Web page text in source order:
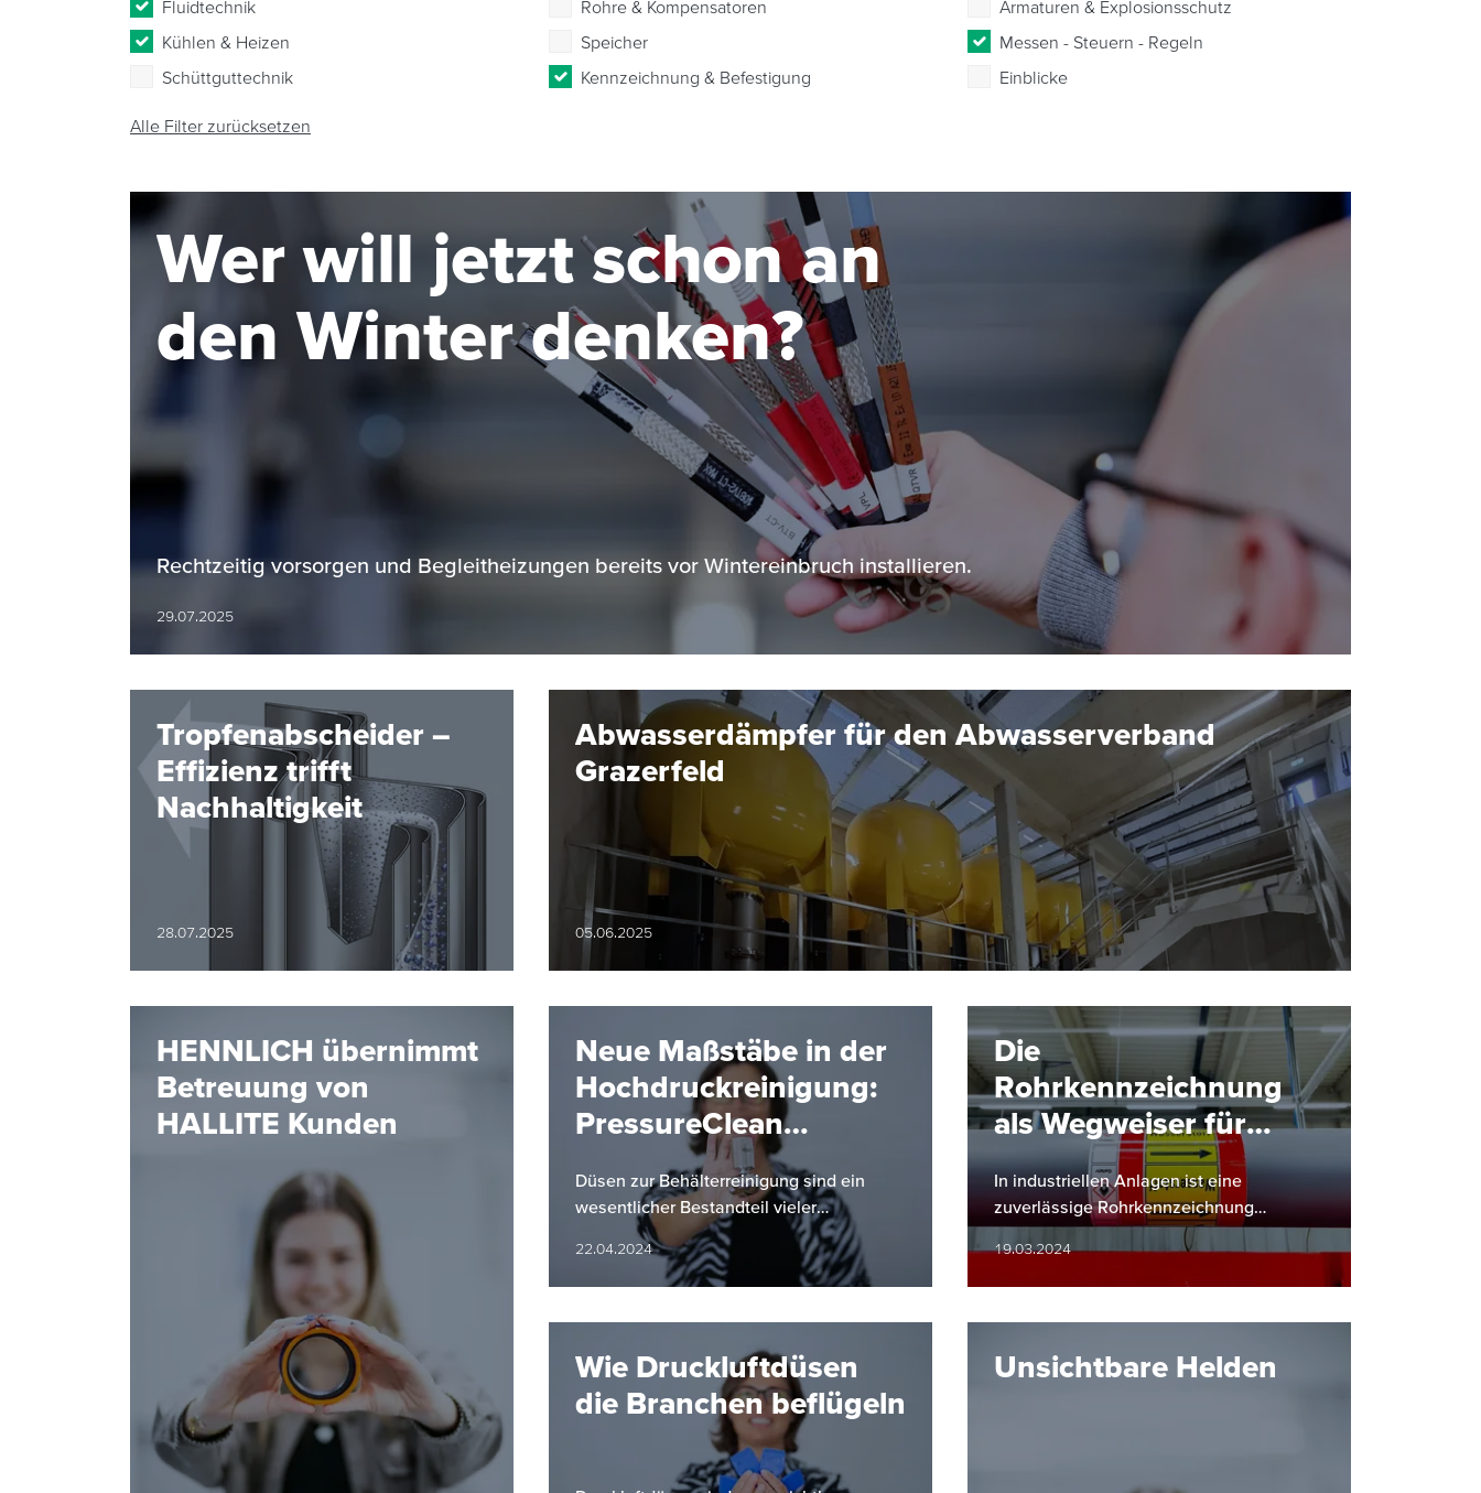
Fluidtechnik
Rohre & Kompensatoren
Armaturen & Explosionsschutz
Kühlen & Heizen
Speicher
Messen - Steuern - Regeln
Schüttguttechnik
Kennzeichnung & Befestigung Einblicke
Alle Filter zurücksetzen
Wer will jetzt schon an
den Winter denken?
Rechtzeitig vorsorgen und Begleitheizungen bereits vor Wintereinbruch installieren.
29.07.2025
Tropfenabscheider –
Effizienz trifft
Nachhaltigkeit
28.07.2025
Abwasserdämpfer für den Abwasserverband
Grazerfeld
05.06.2025
HENNLICH übernimmt
Betreuung von
HALLITE Kunden
Neue Maßstäbe in der
Hochdruckreinigung:
PressureClean
Baureihe 5TP von
Lechler
Düsen zur Behälterreinigung sind ein
wesentlicher Bestandteil vieler
industrieller Produktionsabläufe und
Reinigungsprozesse.
22.04.2024
Die
Rohrkennzeichnung
als Wegweiser für
reibungslose
Betriebsabläufe
In industriellen Anlagen ist eine
zuverlässige Rohrkennzeichnung
unerlässlich für einen sicheren und
effizienten Betrieb.
19.03.2024
Wie Druckluftdüsen
die Branchen beflügeln
Unsichtbare Helden